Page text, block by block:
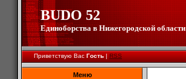
BUDO 52
Единоборства в Нижегородской области
Приветствую Вас Гость|RSS
Меню